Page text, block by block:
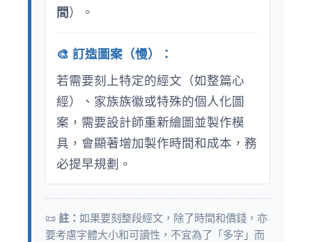
間）。
🎨 訂造圖案（慢）：
若需要刻上特定的經文（如整篇心
經）、家族族徽或特殊的個人化圖
案，需要設計師重新繪圖並製作模
具，會顯著增加製作時間和成本，務
必提早規劃。
📜註： 如果要刻整段經文，除了時間和價錢，亦
要考慮字體大小和可讀性，不宜為了「多字」而